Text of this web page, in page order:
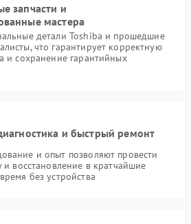
запчасти и
мастера
детали Toshiba и прошедшие
что гарантирует корректную
и сохранение гарантийных
и быстрый ремонт
и опыт позволяют провести
и восстановление в кратчайшие
без устройства